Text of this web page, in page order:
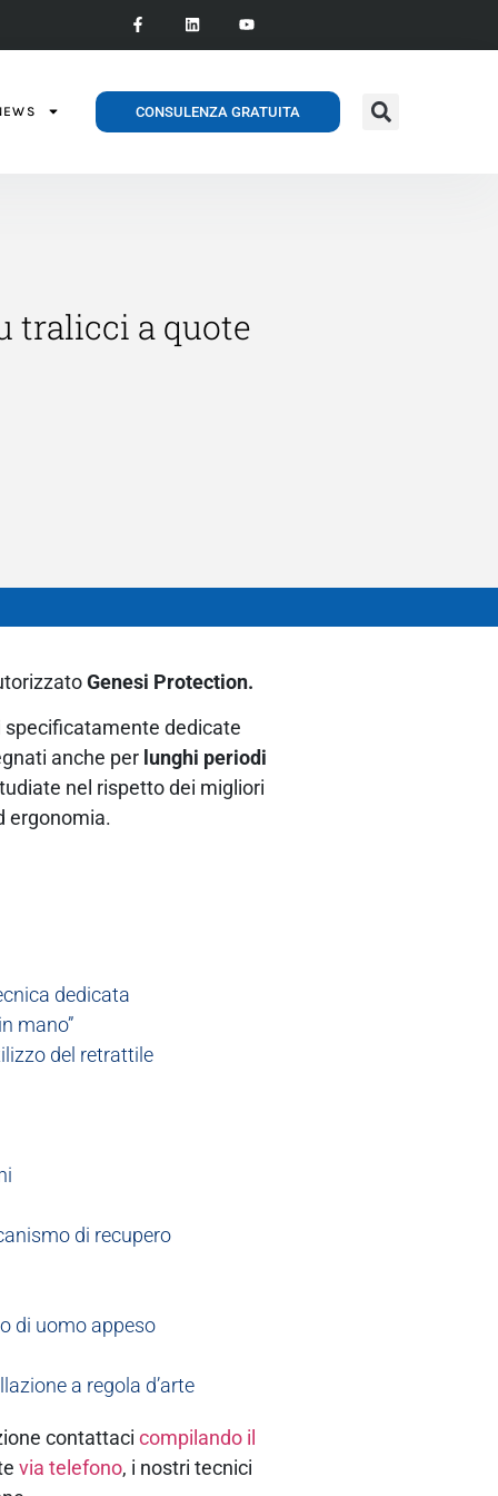
CONSULENZA GRATUITA
tralicci a quote
Genesi Protection.
specificatamente dedicate
anche per lunghi periodi
nel rispetto dei migliori
ergonomia.
dedicata
mano”
del retrattile
di recupero
di uomo appeso
a regola d’arte
contattaci compilando il
via telefono, i nostri tecnici